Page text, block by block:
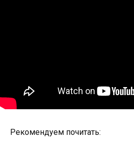
Рекомендуем почитать: